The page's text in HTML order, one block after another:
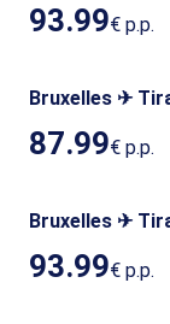
93.99€ p.p.
Bruxelles ✈
87.99€ p.p.
Bruxelles ✈
93.99€ p.p.